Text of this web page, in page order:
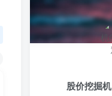
股价挖掘机